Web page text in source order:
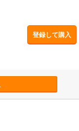
登録して購入